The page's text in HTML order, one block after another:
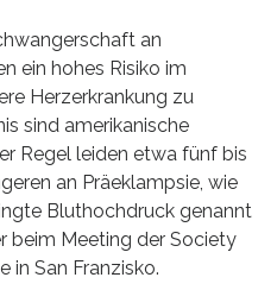
an
ein hohes Risiko im
Herzerkrankung zu
sind amerikanische
Regel leiden etwa fünf bis
an Präeklampsie, wie
Bluthochdruck genannt
beim Meeting der Society
in San Franzisko.